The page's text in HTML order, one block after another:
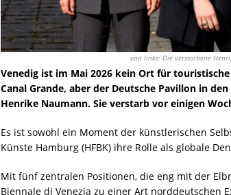
von links: Die verstorbene
Venedig ist im Mai 2026 kein Ort für
Canal Grande, aber der Deutsche Pavillon in
Henrike Naumann. Sie verstarb vor einigen
Es ist sowohl ein Moment der künstlerischen
Künste Hamburg (HFBK) ihre Rolle als globale
Mit fünf zentralen Positionen, die eng mit der
Biennale di Venezia zu einer Art norddeutschen